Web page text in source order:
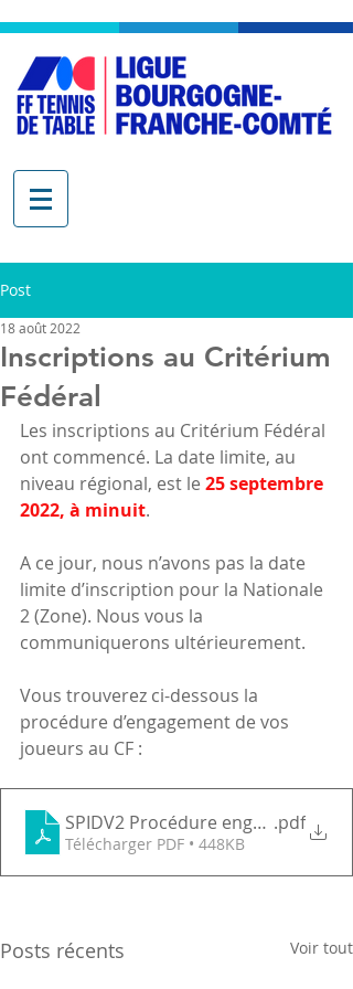
Post
Inscriptions au Critérium
Fédéral
18 août 2022
Les inscriptions au Critérium Fédéral
ont commencé. La date limite, au
niveau régional, est le 25 septembre
2022, à minuit.
A ce jour, nous n’avons pas la date
limite d’inscription pour la Nationale
2 (Zone). Nous vous la
communiquerons ultérieurement.
Vous trouverez ci-dessous la
procédure d’engagement de vos
joueurs au CF :
SPIDV2 Procédure engagement
.pdf
Télécharger PDF • 448KB
Posts récents Voir tout